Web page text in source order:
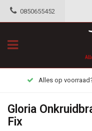
0850655452
Alles op
Gloria
Fix